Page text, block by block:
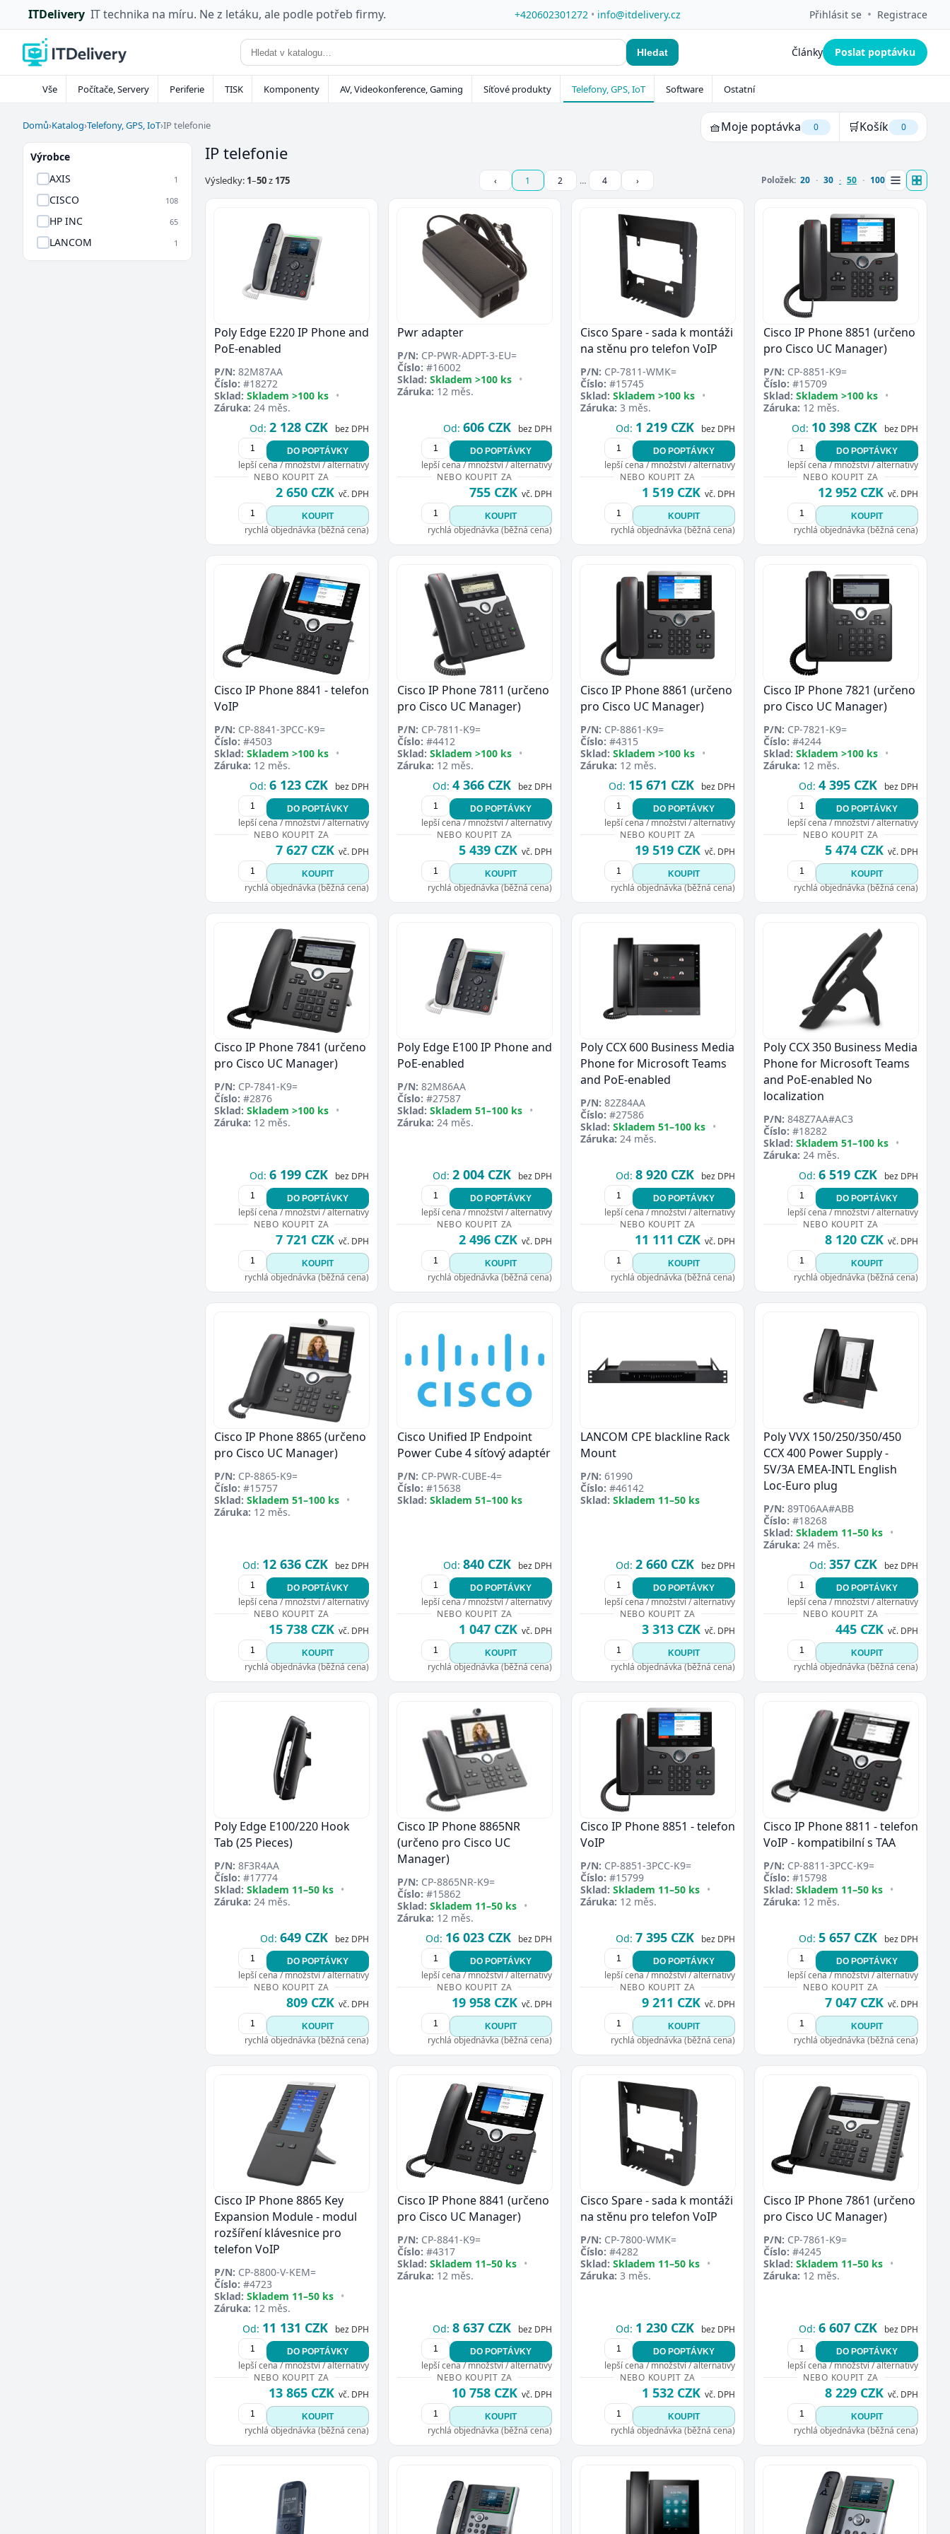
ITDelivery IT technika na míru. Ne z letáku, ale podle potřeb firmy. +420602301272 • info@itdelivery.cz Přihlásit se • Registrace
Hledat Články Poslat poptávku
Vše Počítače, Servery Periferie TISK Komponenty AV, Videokonference, Gaming Síťové produkty Telefony, GPS, IoT Software Ostatní
Domů›Katalog›Telefony, GPS, IoT›IP telefonie 🧺Moje poptávka 0 🛒Košík 0
Přejít do poptávky
Výrobce
AXIS
1
CISCO 108
HP INC 65
LANCOM 1
IP telefonie
Výsledky: 1–50z 175 ‹ 1 2 … 4 › Položek: 20 30 50 100
Poly Edge E220 IP Phone and
PoE-enabled
P/N: 82M87AA
Číslo: #18272
Sklad: Skladem >100 ks •
Záruka: 24 měs.
Od: 2 128 CZK bez DPH
DO POPTÁVKY
lepší cena / množství / alternativy
NEBO KOUPIT ZA
2 650 CZK vč. DPH
KOUPIT
rychlá objednávka (běžná cena)
Pwr adapter
P/N: CP-PWR-ADPT-3-EU=
Číslo: #16002
Sklad: Skladem >100 ks •
Záruka: 12 měs.
Od: 606 CZK bez DPH
DO POPTÁVKY
lepší cena / množství / alternativy
NEBO KOUPIT ZA
755 CZK vč. DPH
KOUPIT
rychlá objednávka (běžná cena)
Cisco Spare - sada k montáži
na stěnu pro telefon VoIP
P/N: CP-7811-WMK=
Číslo: #15745
Sklad: Skladem >100 ks •
Záruka: 3 měs.
Od: 1 219 CZK bez DPH
DO POPTÁVKY
lepší cena / množství / alternativy
NEBO KOUPIT ZA
1 519 CZK vč. DPH
KOUPIT
rychlá objednávka (běžná cena)
Cisco IP Phone 8851 (určeno
pro Cisco UC Manager)
P/N: CP-8851-K9=
Číslo: #15709
Sklad: Skladem >100 ks •
Záruka: 12 měs.
Od: 10 398 CZK bez DPH
DO POPTÁVKY
lepší cena / množství / alternativy
NEBO KOUPIT ZA
12 952 CZK vč. DPH
KOUPIT
rychlá objednávka (běžná cena)
Cisco IP Phone 8841 - telefon
VoIP
P/N: CP-8841-3PCC-K9=
Číslo: #4503
Sklad: Skladem >100 ks •
Záruka: 12 měs.
Od: 6 123 CZK bez DPH
DO POPTÁVKY
lepší cena / množství / alternativy
NEBO KOUPIT ZA
7 627 CZK vč. DPH
KOUPIT
rychlá objednávka (běžná cena)
Cisco IP Phone 7811 (určeno
pro Cisco UC Manager)
P/N: CP-7811-K9=
Číslo: #4412
Sklad: Skladem >100 ks •
Záruka: 12 měs.
Od: 4 366 CZK bez DPH
DO POPTÁVKY
lepší cena / množství / alternativy
NEBO KOUPIT ZA
5 439 CZK vč. DPH
KOUPIT
rychlá objednávka (běžná cena)
Cisco IP Phone 8861 (určeno
pro Cisco UC Manager)
P/N: CP-8861-K9=
Číslo: #4315
Sklad: Skladem >100 ks •
Záruka: 12 měs.
Od: 15 671 CZK bez DPH
DO POPTÁVKY
lepší cena / množství / alternativy
NEBO KOUPIT ZA
19 519 CZK vč. DPH
KOUPIT
rychlá objednávka (běžná cena)
Cisco IP Phone 7821 (určeno
pro Cisco UC Manager)
P/N: CP-7821-K9=
Číslo: #4244
Sklad: Skladem >100 ks •
Záruka: 12 měs.
Od: 4 395 CZK bez DPH
DO POPTÁVKY
lepší cena / množství / alternativy
NEBO KOUPIT ZA
5 474 CZK vč. DPH
KOUPIT
rychlá objednávka (běžná cena)
Cisco IP Phone 7841 (určeno
pro Cisco UC Manager)
P/N: CP-7841-K9=
Číslo: #2876
Sklad: Skladem >100 ks •
Záruka: 12 měs.
Od: 6 199 CZK bez DPH
DO POPTÁVKY
lepší cena / množství / alternativy
NEBO KOUPIT ZA
7 721 CZK vč. DPH
KOUPIT
rychlá objednávka (běžná cena)
Poly Edge E100 IP Phone and
PoE-enabled
P/N: 82M86AA
Číslo: #27587
Sklad: Skladem 51–100 ks •
Záruka: 24 měs.
Od: 2 004 CZK bez DPH
DO POPTÁVKY
lepší cena / množství / alternativy
NEBO KOUPIT ZA
2 496 CZK vč. DPH
KOUPIT
rychlá objednávka (běžná cena)
Poly CCX 600 Business Media
Phone for Microsoft Teams
and PoE-enabled
P/N: 82Z84AA
Číslo: #27586
Sklad: Skladem 51–100 ks •
Záruka: 24 měs.
Od: 8 920 CZK bez DPH
DO POPTÁVKY
lepší cena / množství / alternativy
NEBO KOUPIT ZA
11 111 CZK vč. DPH
KOUPIT
rychlá objednávka (běžná cena)
Poly CCX 350 Business Media
Phone for Microsoft Teams
and PoE-enabled No
localization
P/N: 848Z7AA#AC3
Číslo: #18282
Sklad: Skladem 51–100 ks •
Záruka: 24 měs.
Od: 6 519 CZK bez DPH
DO POPTÁVKY
lepší cena / množství / alternativy
NEBO KOUPIT ZA
8 120 CZK vč. DPH
KOUPIT
rychlá objednávka (běžná cena)
Cisco IP Phone 8865 (určeno
pro Cisco UC Manager)
P/N: CP-8865-K9=
Číslo: #15757
Sklad: Skladem 51–100 ks •
Záruka: 12 měs.
Od: 12 636 CZK bez DPH
DO POPTÁVKY
lepší cena / množství / alternativy
NEBO KOUPIT ZA
15 738 CZK vč. DPH
KOUPIT
rychlá objednávka (běžná cena)
Cisco Unified IP Endpoint
Power Cube 4 síťový adaptér
P/N: CP-PWR-CUBE-4=
Číslo: #15638
Sklad: Skladem 51–100 ks
Od: 840 CZK bez DPH
DO POPTÁVKY
lepší cena / množství / alternativy
NEBO KOUPIT ZA
1 047 CZK vč. DPH
KOUPIT
rychlá objednávka (běžná cena)
LANCOM CPE blackline Rack
Mount
P/N: 61990
Číslo: #46142
Sklad: Skladem 11–50 ks
Od: 2 660 CZK bez DPH
DO POPTÁVKY
lepší cena / množství / alternativy
NEBO KOUPIT ZA
3 313 CZK vč. DPH
KOUPIT
rychlá objednávka (běžná cena)
Poly VVX 150/250/350/450
CCX 400 Power Supply -
5V/3A EMEA-INTL English
Loc-Euro plug
P/N: 89T06AA#ABB
Číslo: #18268
Sklad: Skladem 11–50 ks •
Záruka: 24 měs.
Od: 357 CZK bez DPH
DO POPTÁVKY
lepší cena / množství / alternativy
NEBO KOUPIT ZA
445 CZK vč. DPH
KOUPIT
rychlá objednávka (běžná cena)
Poly Edge E100/220 Hook
Tab (25 Pieces)
P/N: 8F3R4AA
Číslo: #17774
Sklad: Skladem 11–50 ks •
Záruka: 24 měs.
Od: 649 CZK bez DPH
DO POPTÁVKY
lepší cena / množství / alternativy
NEBO KOUPIT ZA
809 CZK vč. DPH
KOUPIT
rychlá objednávka (běžná cena)
Cisco IP Phone 8865NR
(určeno pro Cisco UC
Manager)
P/N: CP-8865NR-K9=
Číslo: #15862
Sklad: Skladem 11–50 ks •
Záruka: 12 měs.
Od: 16 023 CZK bez DPH
DO POPTÁVKY
lepší cena / množství / alternativy
NEBO KOUPIT ZA
19 958 CZK vč. DPH
KOUPIT
rychlá objednávka (běžná cena)
Cisco IP Phone 8851 - telefon
VoIP
P/N: CP-8851-3PCC-K9=
Číslo: #15799
Sklad: Skladem 11–50 ks •
Záruka: 12 měs.
Od: 7 395 CZK bez DPH
DO POPTÁVKY
lepší cena / množství / alternativy
NEBO KOUPIT ZA
9 211 CZK vč. DPH
KOUPIT
rychlá objednávka (běžná cena)
Cisco IP Phone 8811 - telefon
VoIP - kompatibilní s TAA
P/N: CP-8811-3PCC-K9=
Číslo: #15798
Sklad: Skladem 11–50 ks •
Záruka: 12 měs.
Od: 5 657 CZK bez DPH
DO POPTÁVKY
lepší cena / množství / alternativy
NEBO KOUPIT ZA
7 047 CZK vč. DPH
KOUPIT
rychlá objednávka (běžná cena)
Cisco IP Phone 8865 Key
Expansion Module - modul
rozšíření klávesnice pro
telefon VoIP
P/N: CP-8800-V-KEM=
Číslo: #4723
Sklad: Skladem 11–50 ks •
Záruka: 12 měs.
Od: 11 131 CZK bez DPH
DO POPTÁVKY
lepší cena / množství / alternativy
NEBO KOUPIT ZA
13 865 CZK vč. DPH
KOUPIT
rychlá objednávka (běžná cena)
Cisco IP Phone 8841 (určeno
pro Cisco UC Manager)
P/N: CP-8841-K9=
Číslo: #4317
Sklad: Skladem 11–50 ks •
Záruka: 12 měs.
Od: 8 637 CZK bez DPH
DO POPTÁVKY
lepší cena / množství / alternativy
NEBO KOUPIT ZA
10 758 CZK vč. DPH
KOUPIT
rychlá objednávka (běžná cena)
Cisco Spare - sada k montáži
na stěnu pro telefon VoIP
P/N: CP-7800-WMK=
Číslo: #4282
Sklad: Skladem 11–50 ks •
Záruka: 3 měs.
Od: 1 230 CZK bez DPH
DO POPTÁVKY
lepší cena / množství / alternativy
NEBO KOUPIT ZA
1 532 CZK vč. DPH
KOUPIT
rychlá objednávka (běžná cena)
Cisco IP Phone 7861 (určeno
pro Cisco UC Manager)
P/N: CP-7861-K9=
Číslo: #4245
Sklad: Skladem 11–50 ks •
Záruka: 12 měs.
Od: 6 607 CZK bez DPH
DO POPTÁVKY
lepší cena / množství / alternativy
NEBO KOUPIT ZA
8 229 CZK vč. DPH
KOUPIT
rychlá objednávka (běžná cena)